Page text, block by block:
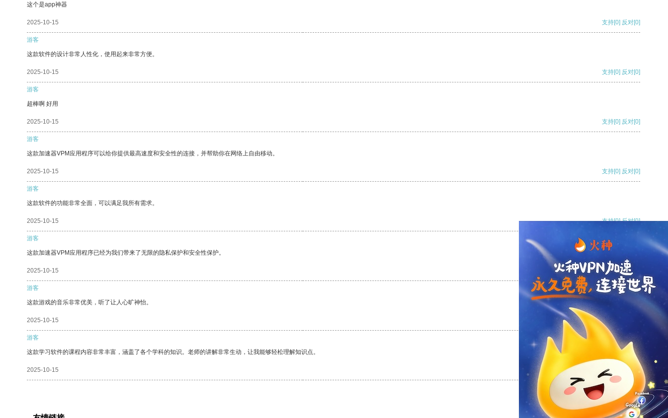
这个是app神器
2025-10-15 支持[0] 反对[0]
游客
这款软件的设计非常人性化，使用起来非常方便。
2025-10-15 支持[0] 反对[0]
游客
超棒啊 好用
2025-10-15 支持[0] 反对[0]
游客
这款加速器VPM应用程序可以给你提供最高速度和安全性的连接，并帮助你在网络上自由移动。
2025-10-15 支持[0] 反对[0]
游客
这款软件的功能非常全面，可以满足我所有需求。
2025-10-15 支持[0] 反对[0]
游客
这款加速器VPM应用程序已经为我们带来了无限的隐私保护和安全性保护。
2025-10-15 支持[0] 反对
游客
这款游戏的音乐非常优美，听了让人心旷神怡。
2025-10-15 支持
游客
这款学习软件的课程内容非常丰富，涵盖了各个学科的知识。老师的讲解非常生动，让我能够轻松理解知识点。
2025-10-15 支持 反对 [0]